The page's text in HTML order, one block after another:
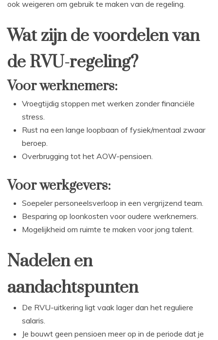
ook weigeren om gebruik te maken van de regeling.
Wat zijn de voordelen van
de RVU-regeling?
Voor werknemers:
Vroegtijdig stoppen met werken zonder financiële
stress.
Rust na een lange loopbaan of fysiek/mentaal zwaar
beroep.
Overbrugging tot het AOW-pensioen.
Voor werkgevers:
Soepeler personeelsverloop in een vergrijzend team.
Besparing op loonkosten voor oudere werknemers.
Mogelijkheid om ruimte te maken voor jong talent.
Nadelen en
aandachtspunten
De RVU-uitkering ligt vaak lager dan het reguliere
salaris.
Je bouwt geen pensioen meer op in de periode dat je